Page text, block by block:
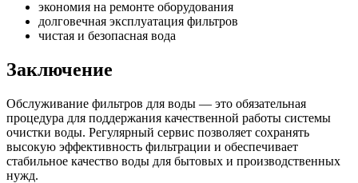
экономия на ремонте оборудования
долговечная эксплуатация фильтров
чистая и безопасная вода
Заключение
Обслуживание фильтров для воды — это обязательная
процедура для поддержания качественной работы системы
очистки воды. Регулярный сервис позволяет сохранять
высокую эффективность фильтрации и обеспечивает
стабильное качество воды для бытовых и производственных
нужд.